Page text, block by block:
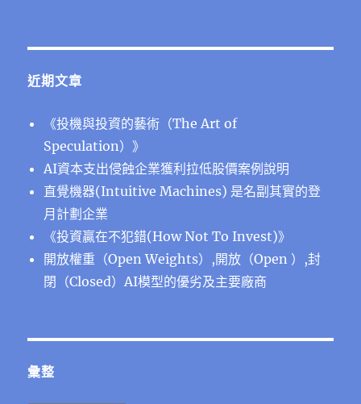
近期文章
《投機與投資的藝術（The Art of
Speculation）》
AI資本支出侵蝕企業獲利拉低股價案例說明
直覺機器(Intuitive Machines) 是名副其實的登
月計劃企業
《投資贏在不犯錯(How Not To Invest)》
開放權重（Open Weights）,開放（Open ）,封
閉（Closed）AI模型的優劣及主要廠商
彙整